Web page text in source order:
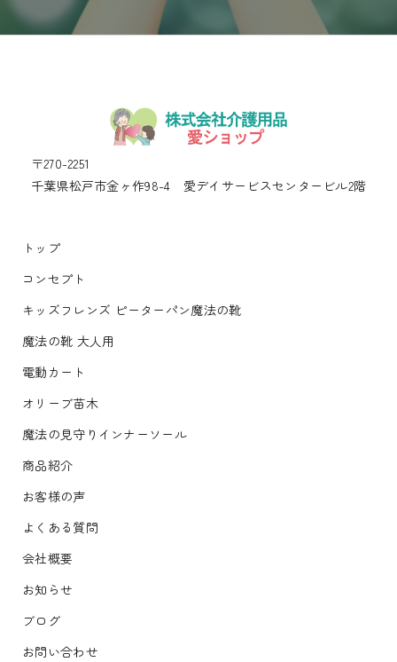
〒270-2251
千葉県松戸市金ヶ作98-4 愛デイサービスセンタービル2階
トップ
コンセプト
キッズフレンズ ピーターパン魔法の靴
魔法の靴 大人用
電動カート
オリーブ苗木
魔法の見守りインナーソール
商品紹介
お客様の声
よくある質問
会社概要
お知らせ
ブログ
お問い合わせ